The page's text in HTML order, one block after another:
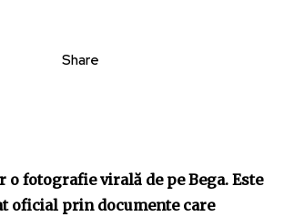
Share
o fotografie virală de pe Bega. Este
oficial prin documente care